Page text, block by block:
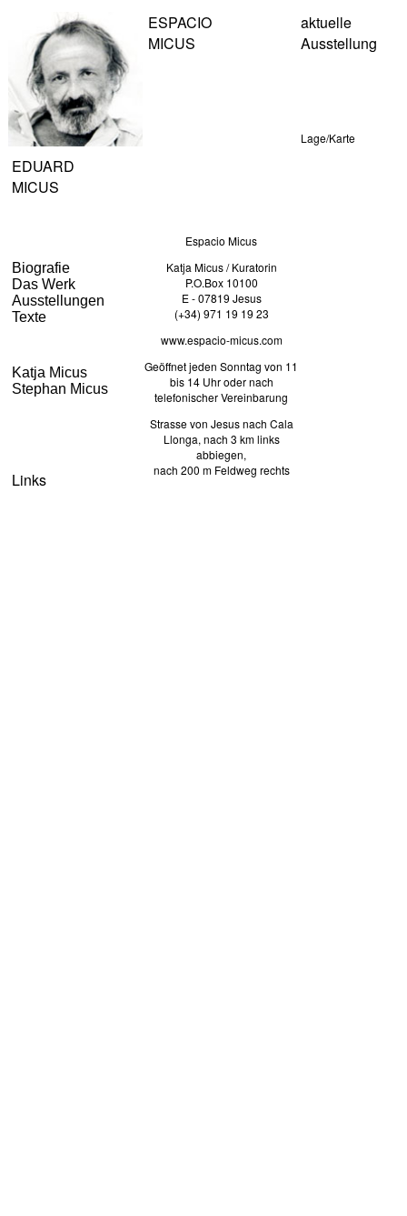
ESPACIO
MICUS
aktuelle
Ausstellung
Lage/Karte
EDUARD
MICUS
Biografie
Das Werk
Ausstellungen
Texte
Katja Micus
Stephan Micus
Links
Espacio Micus
Katja Micus / Kuratorin
P.O.Box 10100
E - 07819 Jesus
(+34) 971 19 19 23
www.espacio-micus.com
Geöffnet jeden Sonntag von 11
bis 14 Uhr oder nach
telefonischer Vereinbarung
Strasse von Jesus nach Cala
Llonga, nach 3 km links
abbiegen,
nach 200 m Feldweg rechts